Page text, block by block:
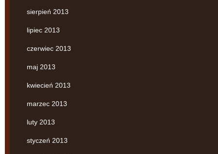
sierpień 2013
lipiec 2013
czerwiec 2013
maj 2013
kwiecień 2013
marzec 2013
luty 2013
styczeń 2013